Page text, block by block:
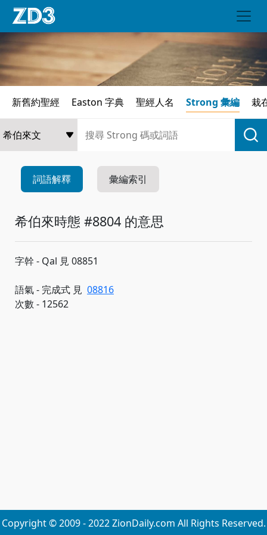
新舊約聖經 Easton 字典 聖經人名 Strong 彙編 栽
詞語解釋 彙編索引
希伯來時態 #8804 的意思
字幹 - Qal 見 08851
語氣 - 完成式 見 08816
次數 - 12562
Copyright © 2009 - 2022 ZionDaily.com All Rights Reserved.